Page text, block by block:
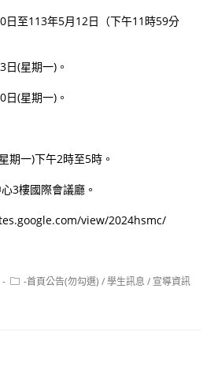
日至113年5月12日（下午11時59分
(星期一)。
(星期一)。
期一)下午2時至5時。
3樓國際會議廳。
view/2024hsmc/
Post-首頁公告(勿勾選) /學生訊息 / 宣導資訊